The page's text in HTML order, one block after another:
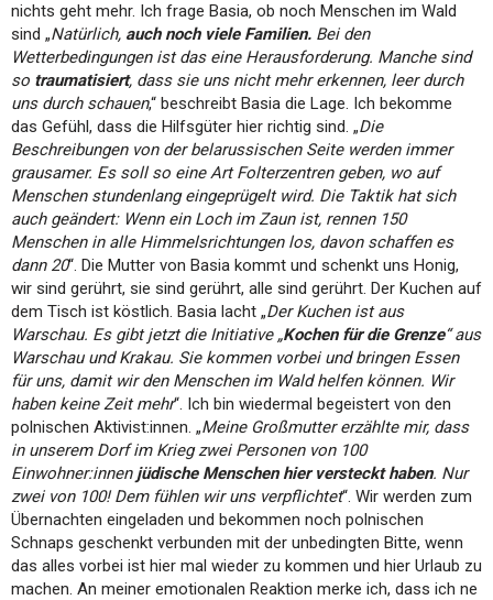
nichts geht mehr. Ich frage Basia, ob noch Menschen im Wald
sind „Natürlich, auch noch viele Familien. Bei den
Wetterbedingungen ist das eine Herausforderung. Manche sind
so traumatisiert, dass sie uns nicht mehr erkennen, leer durch
uns durch schauen,“ beschreibt Basia die Lage. Ich bekomme
das Gefühl, dass die Hilfsgüter hier richtig sind. „Die
Beschreibungen von der belarussischen Seite werden immer
grausamer. Es soll so eine Art Folterzentren geben, wo auf
Menschen stundenlang eingeprügelt wird. Die Taktik hat sich
auch geändert: Wenn ein Loch im Zaun ist, rennen 150
Menschen in alle Himmelsrichtungen los, davon schaffen es
dann 20“. Die Mutter von Basia kommt und schenkt uns Honig,
wir sind gerührt, sie sind gerührt, alle sind gerührt. Der Kuchen auf
dem Tisch ist köstlich. Basia lacht „Der Kuchen ist aus
Warschau. Es gibt jetzt die Initiative „Kochen für die Grenze“ aus
Warschau und Krakau. Sie kommen vorbei und bringen Essen
für uns, damit wir den Menschen im Wald helfen können. Wir
haben keine Zeit mehr“. Ich bin wiedermal begeistert von den
polnischen Aktivist:innen. „Meine Großmutter erzählte mir, dass
in unserem Dorf im Krieg zwei Personen von 100
Einwohner:innen jüdische Menschen hier versteckt haben. Nur
zwei von 100! Dem fühlen wir uns verpflichtet“. Wir werden zum
Übernachten eingeladen und bekommen noch polnischen
Schnaps geschenkt verbunden mit der unbedingten Bitte, wenn
das alles vorbei ist hier mal wieder zu kommen und hier Urlaub zu
machen. An meiner emotionalen Reaktion merke ich, dass ich ne